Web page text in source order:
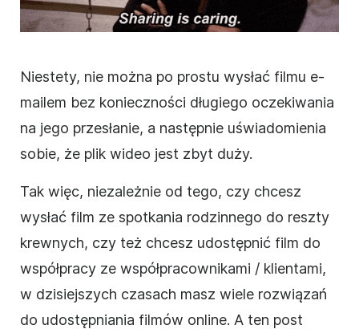
Niestety, nie można po prostu wysłać filmu e-
mailem bez konieczności długiego oczekiwania
na jego przesłanie, a następnie uświadomienia
sobie, że plik wideo jest zbyt duży.
Tak więc, niezależnie od tego, czy chcesz
wysłać film ze spotkania rodzinnego do reszty
krewnych, czy też chcesz udostępnić film do
współpracy ze współpracownikami / klientami,
w dzisiejszych czasach masz wiele rozwiązań
do udostępniania filmów online. A ten post